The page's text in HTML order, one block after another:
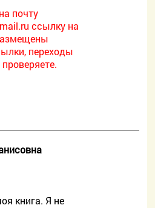
почту
ссылку на
переходы
книга. Я не